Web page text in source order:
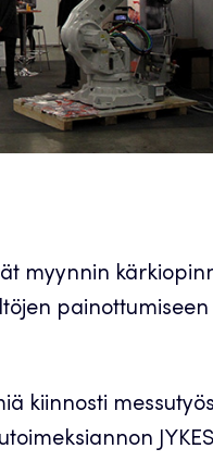
myynnin
kiinnosti